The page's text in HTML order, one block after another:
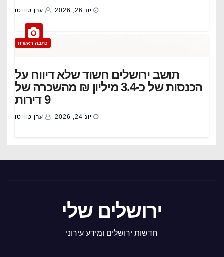
יונ 26, 2026 ערן טוויטו
כתבה ראשית
תושב ירושלים חשוד שלא דיווח על
הכנסות של כ-3.4 מיליון ₪ מהשכרה של
9 דירות
יונ 24, 2026 ערן טוויטו
ירושלים שלי
חדשות ירושלים ומידע עירוני